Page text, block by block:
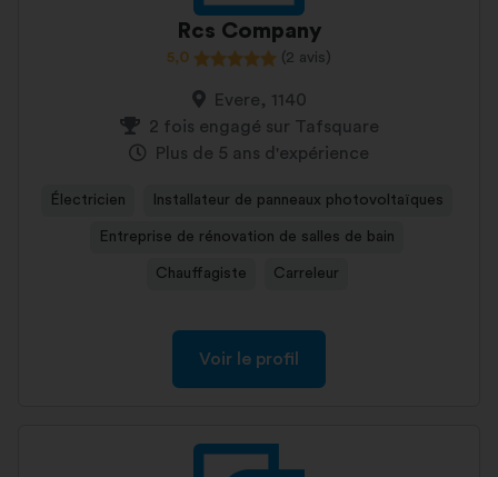
Rcs Company
5,0 (2 avis)
Evere, 1140
2 fois engagé sur Tafsquare
Plus de 5 ans d'expérience
Électricien Installateur de panneaux photovoltaïques
Entreprise de rénovation de salles de bain
Chauffagiste Carreleur
Voir le profil